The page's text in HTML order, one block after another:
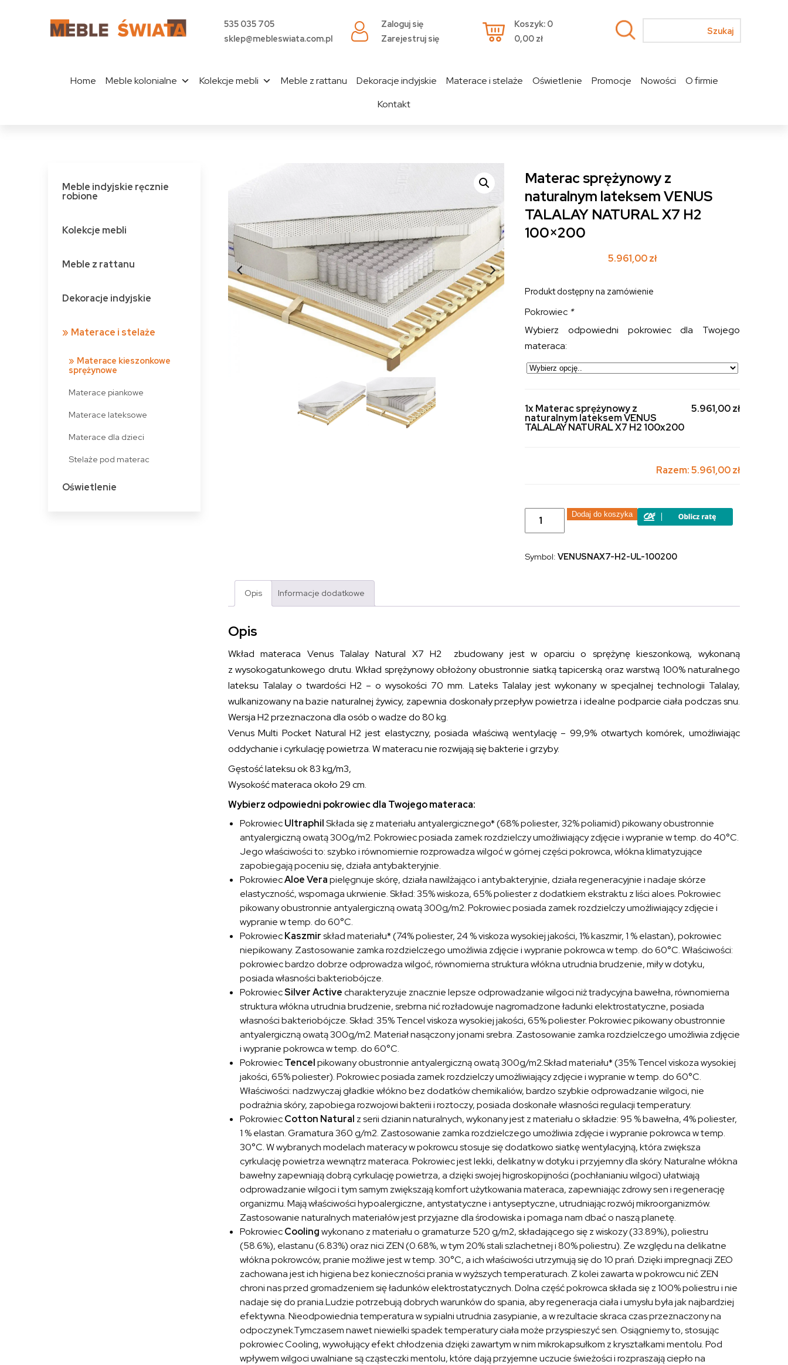
535 035 705
sklep@mebleswiata.com.pl
Zaloguj się
Zarejestruj się
Koszyk: 0
0,00 zł
Home Meble kolonialne Kolekcje mebli Meble z rattanu Dekoracje indyjskie Materace i stelaże Oświetlenie Promocje Nowości
O firmie
Kontakt
Meble indyjskie ręcznie
robione
Kolekcje mebli
Meble z rattanu
Dekoracje indyjskie
Materace i stelaże
Materace kieszonkowe
sprężynowe
Materace piankowe
Materace lateksowe
Materace dla dzieci
Stelaże pod materac
Oświetlenie
Materac sprężynowy z
naturalnym lateksem VENUS
TALALAY NATURAL X7 H2
100×200
5.961,00zł
Produkt dostępny na zamówienie
Pokrowiec *
Wybierz odpowiedni pokrowiec dla Twojego
materaca:
1x Materac sprężynowy z
naturalnym lateksem VENUS
TALALAY NATURAL X7 H2 100x200
5.961,00 zł
Razem:5.961,00 zł
ilość
Materac
sprężynowy
lateksem
H2
Dodaj do koszyka
Symbol:VENUSNAX7-H2-UL-100200
Opis Informacje dodatkowe
Opis
Wkład materaca Venus Talalay Natural X7 H2 zbudowany jest w oparciu o sprężynę kieszonkową, wykonaną
z wysokogatunkowego drutu. Wkład sprężynowy obłożony obustronnie siatką tapicerską oraz warstwą 100% naturalnego
lateksu Talalay o twardości H2 – o wysokości 70 mm. Lateks Talalay jest wykonany w specjalnej technologii Talalay,
wulkanizowany na bazie naturalnej żywicy, zapewnia doskonały przepływ powietrza i idealne podparcie ciała podczas snu.
Wersja H2 przeznaczona dla osób o wadze do 80 kg.
Venus Multi Pocket Natural H2 jest elastyczny, posiada właściwą wentylację – 99,9% otwartych komórek, umożliwiając
oddychanie i cyrkulację powietrza. W materacu nie rozwijają się bakterie i grzyby.
Gęstość lateksu ok 83 kg/m3,
Wysokość materaca około 29 cm.
Wybierz odpowiedni pokrowiec dla Twojego materaca:
PokrowiecUltraphilSkłada się z materiału antyalergicznego* (68% poliester, 32% poliamid) pikowany obustronnie
antyalergiczną owatą 300g/m2. Pokrowiec posiada zamek rozdzielczy umożliwiający zdjęcie i wypranie w temp. do 40°C.
Jego właściwości to: szybko i równomiernie rozprowadza wilgoć w górnej części pokrowca, włókna klimatyzujące
zapobiegają poceniu się, działa antybakteryjnie.
PokrowiecAloe Verapielęgnuje skórę, działa nawilżająco i antybakteryjnie, działa regeneracyjnie i nadaje skórze
elastyczność, wspomaga ukrwienie. Skład: 35% wiskoza, 65% poliester z dodatkiem ekstraktu z liści aloes. Pokrowiec
pikowany obustronnie antyalergiczną owatą 300g/m2. Pokrowiec posiada zamek rozdzielczy umożliwiający zdjęcie i
wypranie w temp. do 60°C.
PokrowiecKaszmirskład materiału* (74% poliester, 24 % viskoza wysokiej jakości, 1% kaszmir, 1 % elastan), pokrowiec
niepikowany. Zastosowanie zamka rozdzielczego umożliwia zdjęcie i wypranie pokrowca w temp. do 60°C. Właściwości:
pokrowiec bardzo dobrze odprowadza wilgoć, równomierna struktura włókna utrudnia brudzenie, miły w dotyku,
posiada własności bakteriobójcze.
PokrowiecSilver Activecharakteryzuje znacznie lepsze odprowadzanie wilgoci niż tradycyjna bawełna, równomierna
struktura włókna utrudnia brudzenie, srebrna nić rozładowuje nagromadzone ładunki elektrostatyczne, posiada
własności bakteriobójcze. Skład: 35% Tencel viskoza wysokiej jakości, 65% poliester. Pokrowiec pikowany obustronnie
antyalergiczną owatą 300g/m2. Materiał nasączony jonami srebra. Zastosowanie zamka rozdzielczego umożliwia zdjęcie
i wypranie pokrowca w temp. do 60°C.
PokrowiecTencelpikowany obustronnie antyalergiczną owatą 300g/m2.Skład materiału* (35% Tencel viskoza wysokiej
jakości, 65% poliester). Pokrowiec posiada zamek rozdzielczy umożliwiający zdjęcie i wypranie w temp. do 60°C.
Właściwości: nadzwyczaj gładkie włókno bez dodatków chemikaliów, bardzo szybkie odprowadzanie wilgoci, nie
podrażnia skóry, zapobiega rozwojowi bakterii i roztoczy, posiada doskonałe własności regulacji temperatury.
PokrowiecCotton Natural z serii dzianin naturalnych, wykonany jest z materiału o składzie: 95 % bawełna, 4% poliester,
1 % elastan. Gramatura 360 g/m2. Zastosowanie zamka rozdzielczego umożliwia zdjęcie i wypranie pokrowca w temp.
30°C. W wybranych modelach materacy w pokrowcu stosuje się dodatkowo siatkę wentylacyjną, która zwiększa
cyrkulację powietrza wewnątrz materaca. Pokrowiec jest lekki, delikatny w dotyku i przyjemny dla skóry. Naturalne włókna
bawełny zapewniają dobrą cyrkulację powietrza, a dzięki swojej higroskopijności (pochłanianiu wilgoci) ułatwiają
odprowadzanie wilgoci i tym samym zwiększają komfort użytkowania materaca, zapewniając zdrowy sen i regenerację
organizmu. Mają właściwości hypoalergiczne, antystatyczne i antyseptyczne, utrudniając rozwój mikroorganizmów.
Zastosowanie naturalnych materiałów jest przyjazne dla środowiska i pomaga nam dbać o naszą planetę.
PokrowiecCoolingwykonano z materiału o gramaturze 520 g/m2, składającego się z wiskozy (33.89%), poliestru
(58.6%), elastanu (6.83%) oraz nici ZEN (0.68%, w tym 20% stali szlachetnej i 80% poliestru). Ze względu na delikatne
włókna pokrowców, pranie możliwe jest w temp. 30°C, a ich właściwości utrzymują się do 10 prań. Dzięki impregnacji ZEO
zachowana jest ich higiena bez konieczności prania w wyższych temperaturach. Z kolei zawarta w pokrowcu nić ZEN
chroni nas przed gromadzeniem się ładunków elektrostatycznych. Dolna część pokrowca składa się z 100% poliestru i nie
nadaje się do prania.Ludzie potrzebują dobrych warunków do spania, aby regeneracja ciała i umysłu była jak najbardziej
efektywna. Nieodpowiednia temperatura w sypialni utrudnia zasypianie, a w rezultacie skraca czas przeznaczony na
odpoczynek.Tymczasem nawet niewielki spadek temperatury ciała może przyspieszyć sen. Osiągniemy to, stosując
pokrowiec Cooling, wywołujący efekt chłodzenia dzięki zawartym w nim mikrokapsułkom z kryształkami mentolu. Pod
wpływem wilgoci uwalniane są cząsteczki mentolu, które dają przyjemne uczucie świeżości i rozpraszają ciepło na